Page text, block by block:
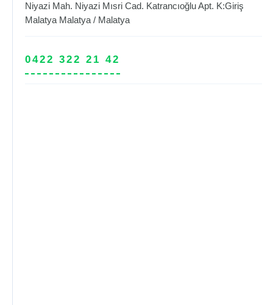
Niyazi Mah. Niyazi Mısri Cad. Katrancıoğlu Apt. K:Giriş
Malatya Malatya / Malatya
0422 322 21 42